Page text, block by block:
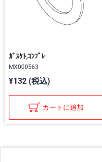
ｶﾞｽｹﾄ,ｺﾝﾌﾟﾚ
MX000563
¥132 (税込)
カートに追加